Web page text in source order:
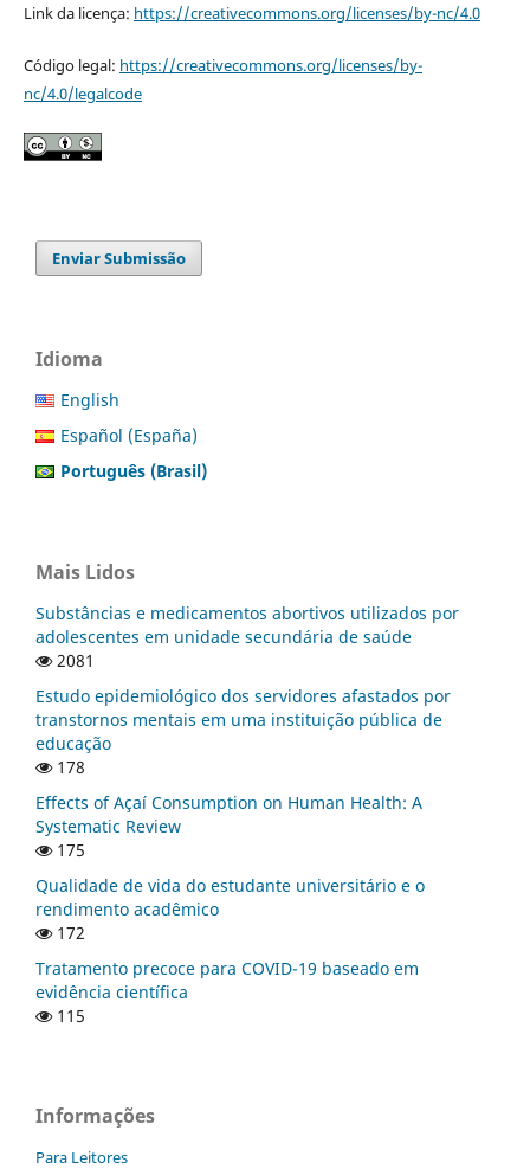
Link da licença: https://creativecommons.org/licenses/by-nc/4.0
Código legal: https://creativecommons.org/licenses/by-
nc/4.0/legalcode
Enviar Submissão
Idioma
English
Español (España)
Português (Brasil)
Mais Lidos
Substâncias e medicamentos abortivos utilizados por
adolescentes em unidade secundária de saúde
2081
Estudo epidemiológico dos servidores afastados por
transtornos mentais em uma instituição pública de
educação
178
Effects of Açaí Consumption on Human Health: A
Systematic Review
175
Qualidade de vida do estudante universitário e o
rendimento acadêmico
172
Tratamento precoce para COVID-19 baseado em
evidência científica
115
Informações
Para Leitores